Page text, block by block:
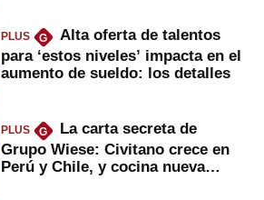
PLUS G
Alta oferta de talentos
para ‘estos niveles’ impacta en el
aumento de sueldo: los detalles
PLUS G
La carta secreta de
Grupo Wiese: Civitano crece en
Perú y Chile, y cocina nueva